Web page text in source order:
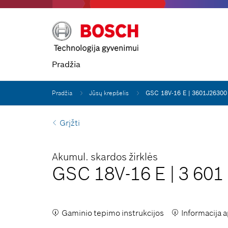
Pradžia
Pradžia Jūsų krepšelis GSC 18V-16 E | 3601J26300
Grįžti
Akumul. skardos žirklės
GSC 18V-16 E | 3
Gaminio tepimo instrukcijos Informacija